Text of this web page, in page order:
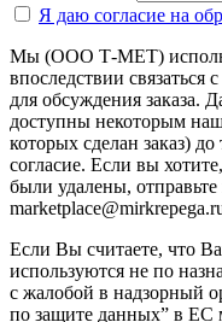
Я даю согласие на
Мы (ООО Т-МЕТ)
впоследствии
для обсуждения заказа.
доступны некоторым
которых сделан заказ)
согласие. Если вы
были удалены,
Если Вы считаете, что
используются не по
с жалобой в надзорный
по защите данных” в ЕС